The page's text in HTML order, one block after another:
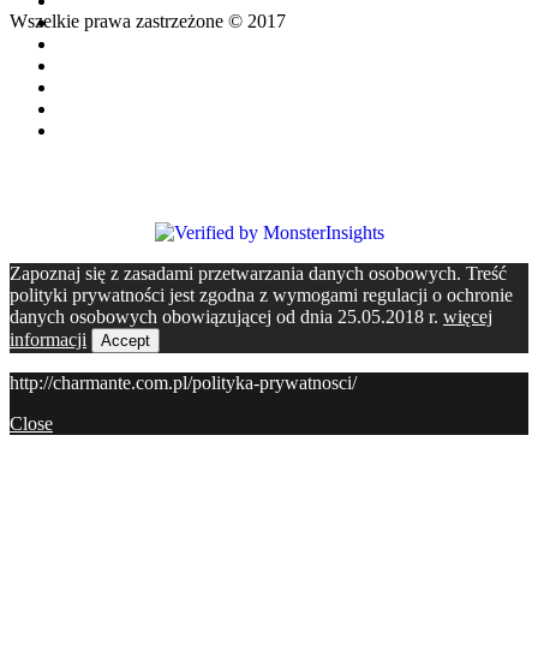
Wszelkie prawa zastrzeżone © 2017
Zapoznaj się z zasadami przetwarzania danych osobowych. Treść
polityki prywatności jest zgodna z wymogami regulacji o ochronie
danych osobowych obowiązującej od dnia 25.05.2018 r. więcej
informacji
Accept
http://charmante.com.pl/polityka-prywatnosci/
Close